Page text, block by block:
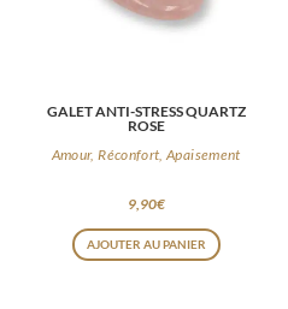
GALET ANTI-STRESS QUARTZ
ROSE
Amour, Réconfort, Apaisement
9,90€
AJOUTER AU PANIER